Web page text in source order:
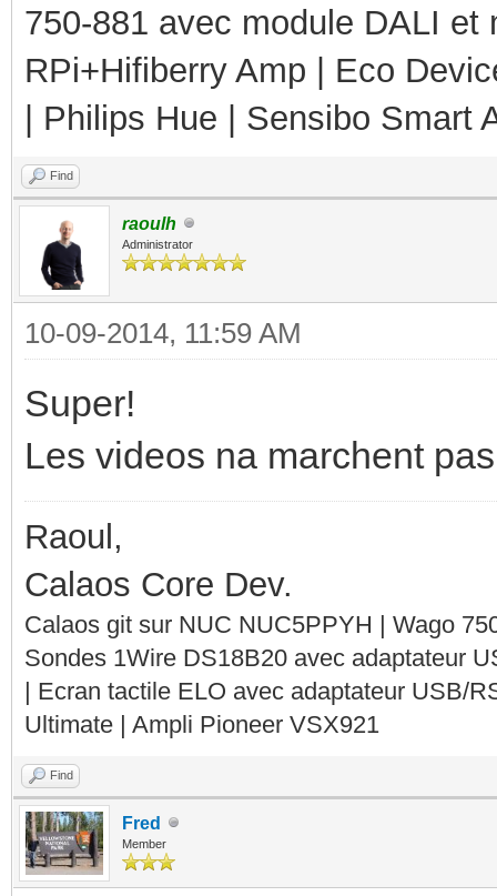
750-881 avec module DALI
RPi+Hifiberry Amp | Eco
| Philips Hue | Sensibo Smart
Find
raoulh
Administrator
10-09-2014, 11:59 AM
Super!
Les videos na marchent
Raoul,
Calaos Core Dev.
Calaos git sur NUC NUC5PPYH | Wago
Sondes 1Wire DS18B20 avec adaptateur
| Ecran tactile ELO avec adaptateur USB/
Ultimate | Ampli Pioneer VSX921
Find
Fred
Member